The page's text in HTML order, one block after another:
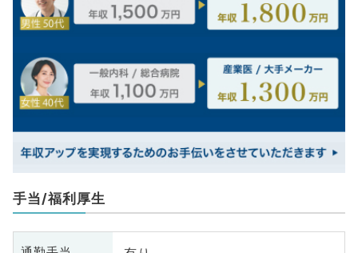
手当/福利厚生